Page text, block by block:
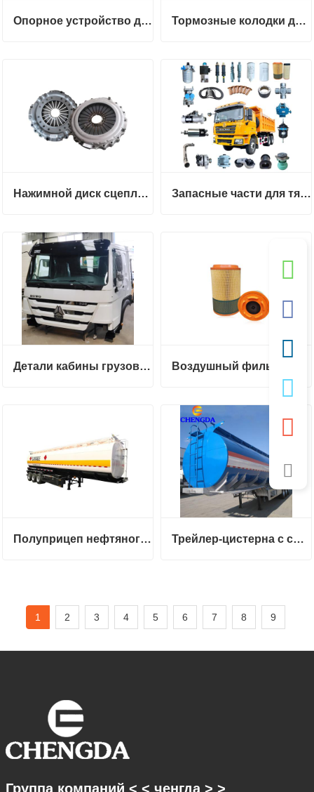
Опорное устройство для полуприцепа с выносными опорами Тормозные колодки для тяжелых грузовиков
Нажимной диск сцепления Запасные части для тяжелых грузовиков
Детали кабины грузовика Howo
Полуприцеп нефтяного танкера б/у Трейлер-цистерна с сырой нефтью
1 2 3 4 5 6 7 8 9
Группа компаний < < ченгда > >